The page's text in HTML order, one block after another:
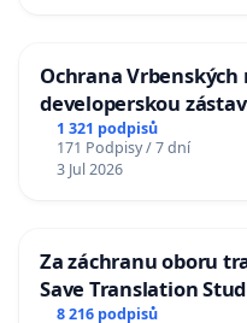
Ochrana
developerskou
1 321 podpisů
171 Podpisy / 7 dní
3 Jul 2026
Za záchranu oboru
Save Translation
Charles University
8 216 podpisů